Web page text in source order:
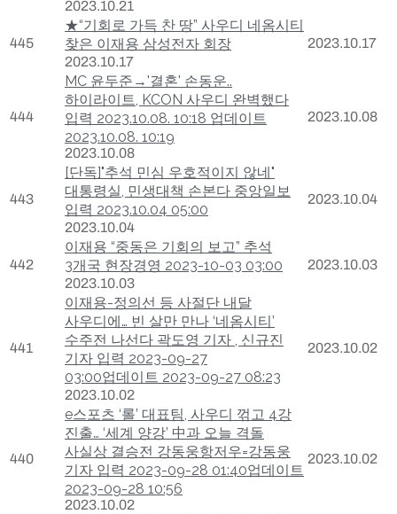
2023.10.21
445
★“기회로 가득 찬 땅” 사우디 네옴시티
찾은 이재용 삼성전자 회장
2023.10.17
2023.10.17
444
MC 윤두준→'결혼' 손동운..
하이라이트, KCON 사우디 완벽했다
입력 2023.10.08. 10:18 업데이트
2023.10.08. 10:19
2023.10.08
2023.10.08
443
[단독]"추석 민심 우호적이지 않네"
대통령실, 민생대책 손본다 중앙일보
입력 2023.10.04 05:00
2023.10.04
2023.10.04
442
이재용 “중동은 기회의 보고” 추석
3개국 현장경영 2023-10-03 03:00
2023.10.03
2023.10.03
441
이재용-정의선 등 사절단 내달
사우디에… 빈 살만 만나 ‘네옴시티’
수주전 나선다 곽도영 기자 , 신규진
기자 입력 2023-09-27
03:00업데이트 2023-09-27 08:23
2023.10.02
2023.10.02
440
e스포츠 ‘롤’ 대표팀, 사우디 꺾고 4강
진출… ‘세계 양강’ 中과 오늘 격돌
사실상 결승전 강동웅항저우=강동웅
기자 입력 2023-09-28 01:40업데이트
2023-09-28 10:56
2023.10.02
2023.10.02